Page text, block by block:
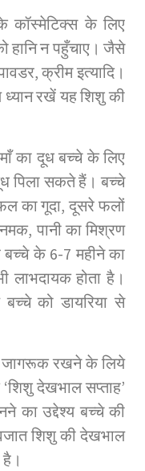
कॉस्मेटिक्स के लिए
हानि न पहुँचाए। जैसे
क्रीम इत्यादि।
रखें यह शिशु की
का दूध बच्चे के लिए
पिला सकते हैं। बच्चे
का गूदा, दूसरे फलों
पानी का मिश्रण
बच्चे के 6-7 महीने का
लाभदायक होता है।
को डायरिया से
जागरूक रखने के लिये
देखभाल सप्ताह’
का उद्देश्य बच्चे की
शिशु की देखभाल